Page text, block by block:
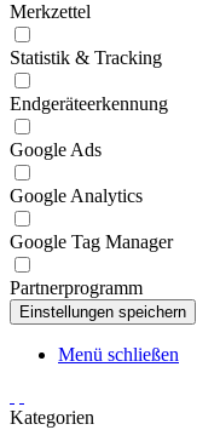
Merkzettel
Statistik & Tracking
Endgeräteerkennung
Google Ads
Google Analytics
Google Tag Manager
Partnerprogramm
Menü schließen
Kategorien